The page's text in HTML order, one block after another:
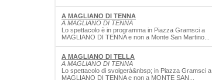
A MAGLIANO DI TENNA
A MAGLIANO DI TENNA
Lo spettacolo è in programma in Piazza Gramsci a
MAGLIANO DI TENNA e non a Monte San Martino...
A MAGLIANO DI TELLA
A MAGLIANO DI TENNA
Lo spettacolo di svolgerà&nbsp; in Piazza Gramsci a
MAGLIANO DI TENNA e non a MONTE SAN...